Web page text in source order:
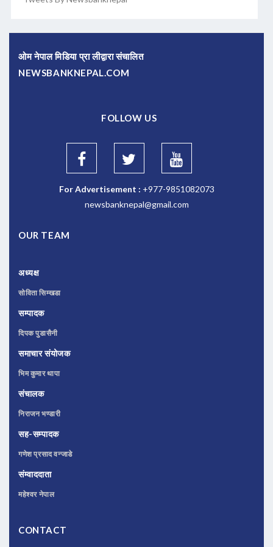
ओम नेपाल मिडिया प्रा लीद्वारा संचालित
NEWSBANKNEPAL.COM
FOLLOW US
For Advertisement : +977-9851082073
newsbanknepal@gmail.com
OUR TEAM
अध्यक्ष
सोविता सिम्खडा
सम्पादक
दिपक पुडासैनी
समाचार संयोजक
भिम कुमार थापा
संचालक
निराजन भण्डारी
सह-सम्पादक
गणेश प्रसाद वन्जाडे
संम्वाददाता
महेश्वर नेपाल
CONTACT